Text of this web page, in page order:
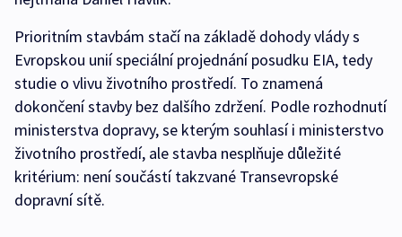
Prioritním stavbám stačí na základě dohody vlády s
Evropskou unií speciální projednání posudku EIA, tedy
studie o vlivu životního prostředí. To znamená
dokončení stavby bez dalšího zdržení. Podle rozhodnutí
ministerstva dopravy, se kterým souhlasí i ministerstvo
životního prostředí, ale stavba nesplňuje důležité
kritérium: není součástí takzvané Transevropské
dopravní sítě.